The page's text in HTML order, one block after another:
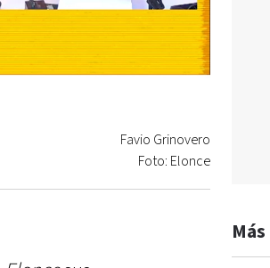
Favio Grinovero
Foto: Elonce